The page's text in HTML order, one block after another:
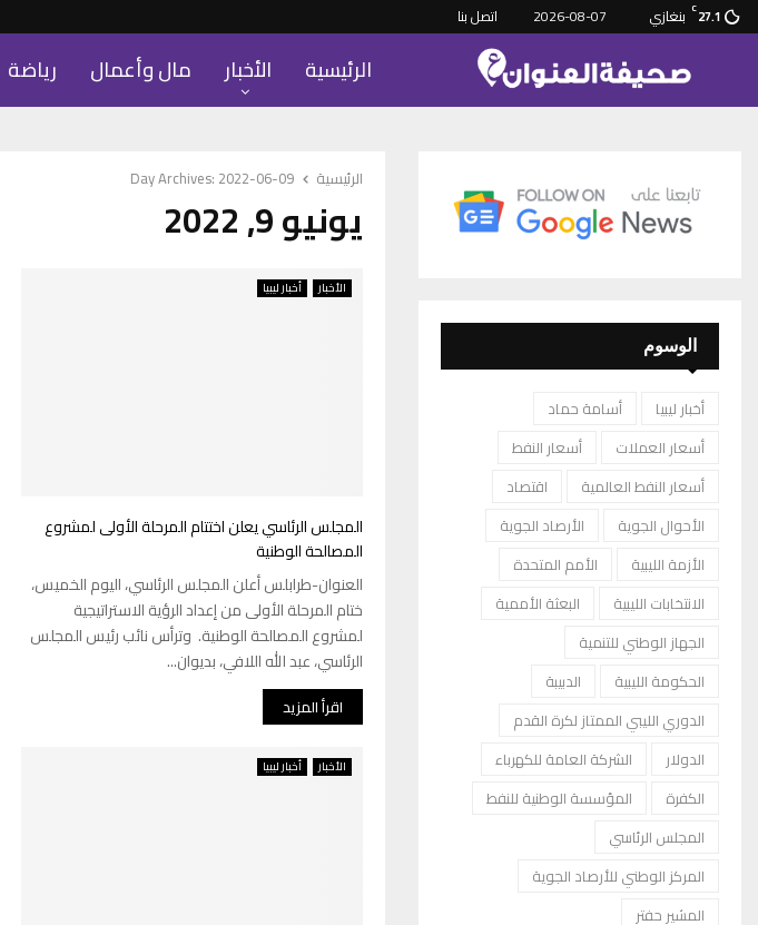
27.1
C بنغازي 2026-08-07 اتصل بنا
الرئيسية الأخبار مال وأعمال رياضة
الرئيسية Day Archives: 2022-06-09
يونيو 9, 2022
الأخبار أخبار ليبيا
المجلس الرئاسي يعلن اختتام المرحلة الأولى لمشروع
المصالحة الوطنية
العنوان-طرابلس أعلن المجلس الرئاسي، اليوم الخميس،
ختام المرحلة الأولى من إعداد الرؤية الاستراتيجية
لمشروع المصالحة الوطنية. وترأس نائب رئيس المجلس
الرئاسي، عبد الله اللافي، بديوان...
اقرأ المزيد
الأخبار أخبار ليبيا
الوسوم
أخبار ليبيا
أسامة حماد
أسعار العملات
أسعار النفط
أسعار النفط العالمية
اقتصاد
الأحوال الجوية
الأرصاد الجوية
الأزمة الليبية
الأمم المتحدة
الانتخابات الليبية
البعثة الأممية
الجهاز الوطني للتنمية
الحكومة الليبية
الدبيبة
الدوري الليبي الممتاز لكرة القدم
الدولار
الشركة العامة للكهرباء
الكفرة
المؤسسة الوطنية للنفط
المجلس الرئاسي
المركز الوطني للأرصاد الجوية
المشير حفتر